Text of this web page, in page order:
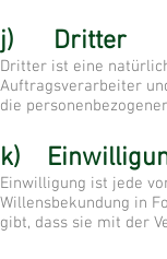
j) Dritter
Dritter ist eine
Auftragsverarbeiter
die
k)
Einwilligung ist jede
Willensbekundung in
gibt, dass sie mit der